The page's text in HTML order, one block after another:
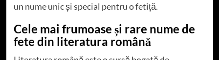
un nume unic și special pentru o fetiță.
Cele mai frumoase și rare nume de
fete din literatura română